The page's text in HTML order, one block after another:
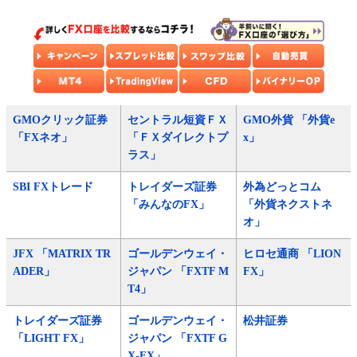
GMOクリック証券
「FXネオ」
セントラル短資ＦＸ
「ＦＸダイレクトプ
ラス」
GMO外貨 「外貨e
x」
SBI FXトレード
トレイダーズ証券
「みんなのFX」
外為どっとコム
「外貨ネクストネ
オ」
JFX 「MATRIX TR
ADER」
ゴールデンウェイ・
ジャパン 「FXTF M
T4」
ヒロセ通商 「LION
FX」
トレイダーズ証券
「LIGHT FX」
ゴールデンウェイ・
ジャパン 「FXTF G
松井証券